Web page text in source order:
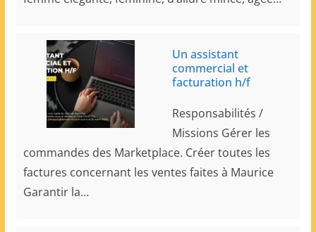
Un assistant
commercial et
facturation h/f
Responsabilités /
Missions Gérer les
commandes des Marketplace. Créer toutes les
factures concernant les ventes faites à Maurice
Garantir la…